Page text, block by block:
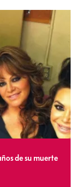
de su muerte